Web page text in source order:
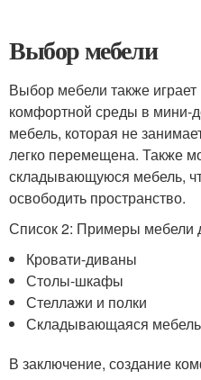
Выбор мебели
Выбор мебели также
комфортной среды в мини-
мебель, которая не
легко перемещена. Также
складывающуюся мебель,
освободить пространство.
Список 2: Примеры мебели
Кровати-диваны
Столы-шкафы
Стеллажи и полки
Складывающаяся мебель
В заключение, создание